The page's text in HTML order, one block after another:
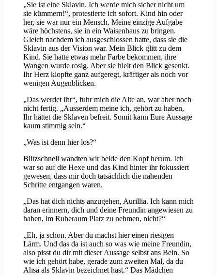
„Sie ist eine Sklavin. Ich werde mich sicher nicht um
sie kümmern!“, protestierte ich sofort. Kind hin oder
her, sie war nur ein Mensch. Meine einzige Aufgabe
wäre höchstens, sie in ein Waisenhaus zu bringen.
Gleich nachdem ich ausgeschlossen hatte, dass sie die
Sklavin aus der Vision war. Mein Blick glitt zu dem
Kind. Sie hatte etwas mehr Farbe bekommen, ihre
Wangen wurde rosig. Aber sie hielt den Blick gesenkt.
Ihr Herz klopfte ganz aufgeregt, kräftiger als noch vor
wenigen Augenblicken.
„Das werdet Ihr“, fuhr mich die Alte an, war aber noch
nicht fertig. „Ausserdem meine ich, gehört zu haben,
Ihr hättet die Sklaven befreit. Somit kann Eure Aussage
kaum stimmig sein.“
„Was ist denn hier los?“
Blitzschnell wandten wir beide den Kopf herum. Ich
war so auf die Hexe und das Kind hinter ihr fokussiert
gewesen, dass mir doch tatsächlich die nahenden
Schritte entgangen waren.
„Das hat dich nichts anzugehen, Aurillia. Ich kann mich
daran erinnern, dich und deine Freundin angewiesen zu
haben, im Ruheraum Platz zu nehmen, nicht?“
„Eh, ja schon. Aber du machst hier einen riesigen
Lärm. Und das da ist auch so was wie meine Freundin,
also pisst du dir mit dieser Aussage selbst ans Bein. So
wie ich gehört habe, gerade zum zweiten Mal, da du
Ahsa als Sklavin bezeichnet hast.“ Das Mädchen